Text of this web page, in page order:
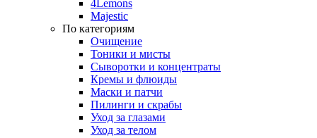
4Lemons
Majestic
По категориям
Очищение
Тоники и мисты
Сыворотки и концентраты
Кремы и флюиды
Маски и патчи
Пилинги и скрабы
Уход за глазами
Уход за телом